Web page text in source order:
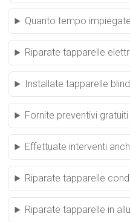
Quanto tempo
Riparate tapparelle
Installate tapparelle
Fornite preventivi
Effettuate interventi
Riparate tapparelle
Riparate tapparelle in